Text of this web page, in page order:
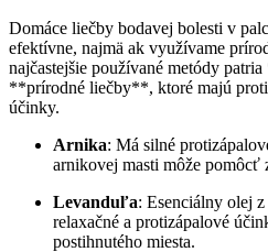
Domáce liečby bodavej bolesti v
efektívne, najmä ak využívame
najčastejšie používané metódy
**prírodné liečby**, ktoré majú
účinky.
Arnika: Má silné
arnikovej masti môže
Levanduľa: Esenciálny olej
relaxačné a protizápalové
postihnutého miesta.